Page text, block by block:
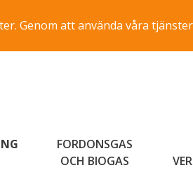
Genom att använda våra
FORDONSGAS
OCH BIOGAS